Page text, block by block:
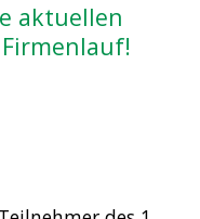
aktuellen